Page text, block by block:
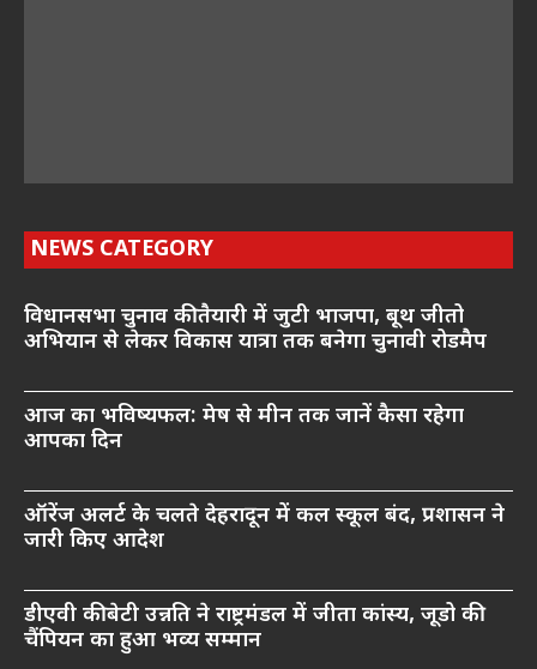
NEWS CATEGORY
विधानसभा चुनाव की तैयारी में जुटी भाजपा, बूथ जीतो
अभियान से लेकर विकास यात्रा तक बनेगा चुनावी रोडमैप
आज का भविष्यफल: मेष से मीन तक जानें कैसा रहेगा
आपका दिन
ऑरेंज अलर्ट के चलते देहरादून में कल स्कूल बंद, प्रशासन ने
जारी किए आदेश
डीएवी की बेटी उन्नति ने राष्ट्रमंडल में जीता कांस्य, जूडो की
चैंपियन का हुआ भव्य सम्मान